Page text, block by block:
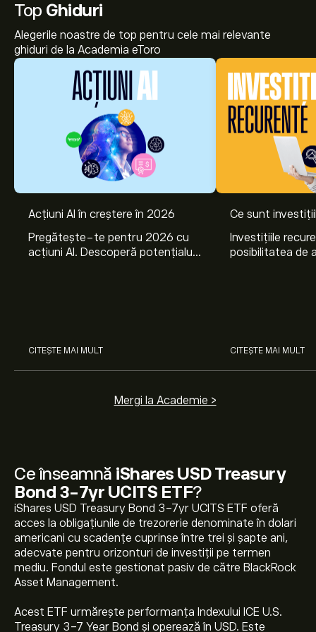
Ce înseamnă iShares USD Treasury
Bond 3-7yr UCITS ETF?
iShares USD Treasury Bond 3-7yr UCITS ETF oferă
acces la obligațiunile de trezorerie denominate în dolari
americani cu scadențe cuprinse între trei și șapte ani,
adecvate pentru orizonturi de investiții pe termen
mediu. Fondul este gestionat pasiv de către BlackRock
Asset Management.
Acest ETF urmărește performanța Indexului ICE U.S.
Treasury 3-7 Year Bond și operează în USD. Este
Top Ghiduri
Alegerile noastre de top pentru cele mai relevante
ghiduri de la Academia eToro
Acțiuni AI în creștere în 2026
Pregătește-te pentru 2026 cu
acțiuni AI. Descoperă potențialul
CITEȘTE MAI MULT
Ce sunt
Investițiile
posibilitatea de
CITEȘTE MAI MULT
Mergi la Academie >
Prețul actual pentru SXRL.DE este de 142.940‎$‎